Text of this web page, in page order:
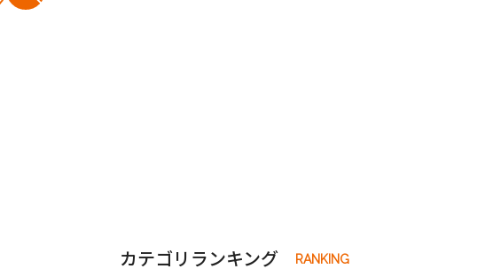
カテゴリランキング RANKING